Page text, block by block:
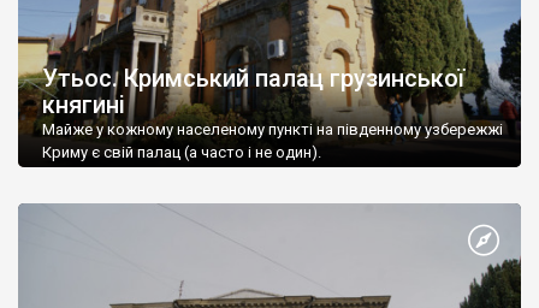
Утьос. Кримський палац грузинської
княгині
Майже у кожному населеному пункті на південному узбережжі
Криму є свій палац (а часто і не один).